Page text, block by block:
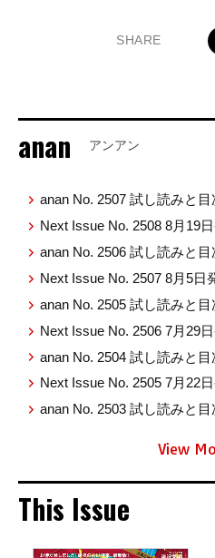
SHARE
anan アンアン
anan No. 2507 試し読みと目
Next Issue No. 2508 8月19
anan No. 2506 試し読みと目
Next Issue No. 2507 8月5日
anan No. 2505 試し読みと目
Next Issue No. 2506 7月29
anan No. 2504 試し読みと目
Next Issue No. 2505 7月22
anan No. 2503 試し読みと目
View
This Issue